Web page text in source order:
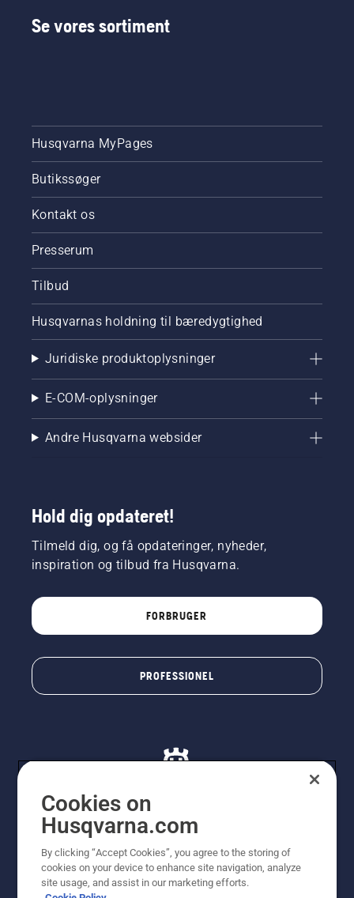
Se vores sortiment
Husqvarna MyPages
Butikssøger
Kontakt os
Presserum
Tilbud
Husqvarnas holdning til bæredygtighed
Juridiske produktoplysninger
E-COM-oplysninger
Andre Husqvarna websider
Hold dig opdateret!
Tilmeld dig, og få opdateringer, nyheder,
inspiration og tilbud fra Husqvarna.
FORBRUGER
PROFESSIONEL
viste priser er vejledende udsalgspriser. Der tages
forbehold for stave- og trykfejl samt prisændringer. Vi
stræber efter at have så nøjagtige oplysningerne på
Cookies on
Husqvarna.com
By clicking “Accept Cookies”, you agree to the storing of
cookies on your device to enhance site navigation, analyze
site usage, and assist in our marketing efforts.